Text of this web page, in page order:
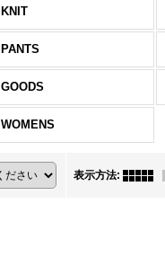
KNIT
PANTS
GOODS
WOMENS
表示方法: